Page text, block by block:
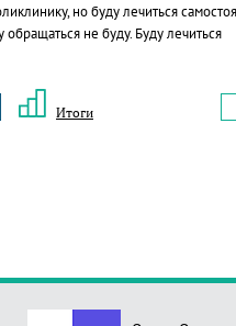
но буду лечиться
не буду. Буду лечиться
Итоги